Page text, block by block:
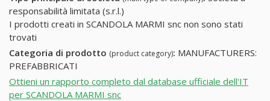
responsabilità limitata (s.r.l.)
I prodotti creati in SCANDOLA MARMI snc non sono stati
trovati
Categoria di prodotto (product category): MANUFACTURERS:
PREFABBRICATI
Ottieni un rapporto completo dal database ufficiale dell'IT
per SCANDOLA MARMI snc